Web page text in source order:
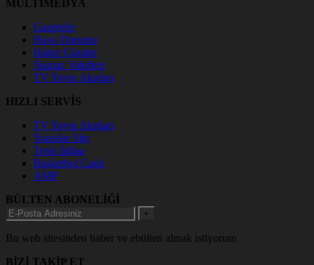
MULTİMEDYA
Gazeteler
Hava Durumu
Haber Gönder
Namaz Vakitleri
TV Yayın Akışları
HIZLI SERVİS
TV Yayın Akışları
Yazarlar Site
Tenis İddaa
Basketbol Canlı
AMP
BÜLTEN ABONELİĞİ
+
Bu web sitesinden haber ve ebülten almak istiyorum
BİZİ TAKİP ET